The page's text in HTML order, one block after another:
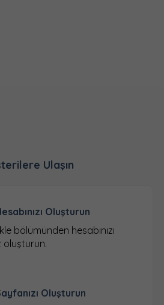
Ulaşın
Oluşturun
bölümünden hesabınızı
oluşturun.
Oluşturun